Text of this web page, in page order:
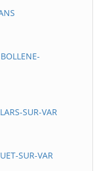
SUR-VAR
SUR-VAR